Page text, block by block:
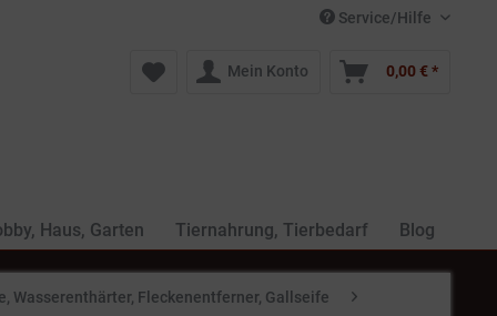
Service/Hilfe
Mein Konto 0,00 € *
Haus, Garten Tiernahrung, Tierbedarf Blog
Wasserenthärter, Fleckenentferner, Gallseife